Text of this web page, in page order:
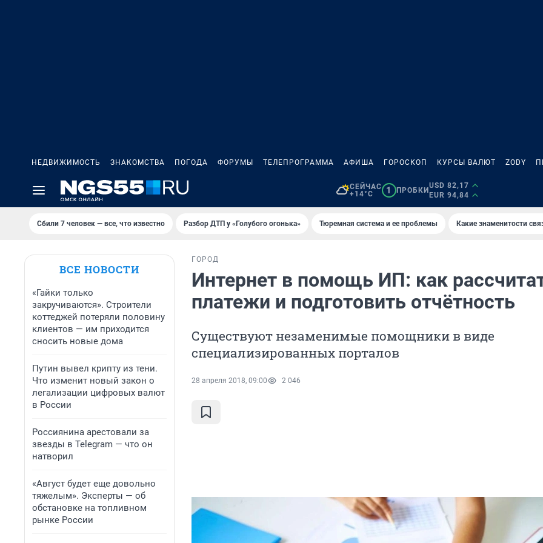
НЕДВИЖИМОСТЬ ЗНАКОМСТВА ПОГОДА ФОРУМЫ ТЕЛЕПРОГРАММА АФИША ГОРОСКОП КУРСЫ ВАЛЮТ ZODY
СЕЙЧАС
+14°C
1 ПРОБКИ
USD 82,17
EUR 94,84
Сбили 7 человек — все, что известно Разбор ДТП у «Голубого огонька» Тюремная система и ее проблемы Какие знаменитости
ВСЕ НОВОСТИ
«Гайки только
закручиваются». Строители
коттеджей потеряли половину
клиентов — им приходится
сносить новые дома
Путин вывел крипту из тени.
Что изменит новый закон о
легализации цифровых валют
в России
Россиянина арестовали за
звезды в Telegram — что он
натворил
«Август будет еще довольно
тяжелым». Эксперты — об
обстановке на топливном
рынке России
ГОРОД
Интернет в помощь ИП: как
платежи и подготовить отчётность
Существуют незаменимые помощники в виде
специализированных порталов
28 апреля 2018, 09:00 2 046